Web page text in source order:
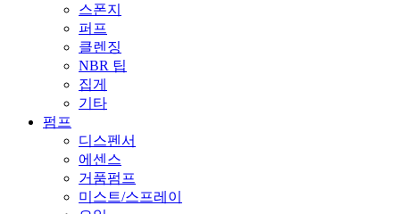
스폰지
퍼프
클렌징
NBR 팁
집게
기타
펌프
디스펜서
에센스
거품펌프
미스트/스프레이